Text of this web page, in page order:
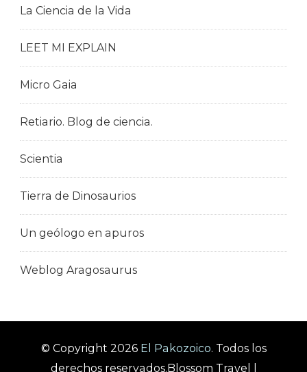
La Ciencia de la Vida
LEET MI EXPLAIN
Micro Gaia
Retiario. Blog de ciencia.
Scientia
Tierra de Dinosaurios
Un geólogo en apuros
Weblog Aragosaurus
© Copyright 2026 El Pakozoico. Todos los
derechos reservados.Blossom Travel |